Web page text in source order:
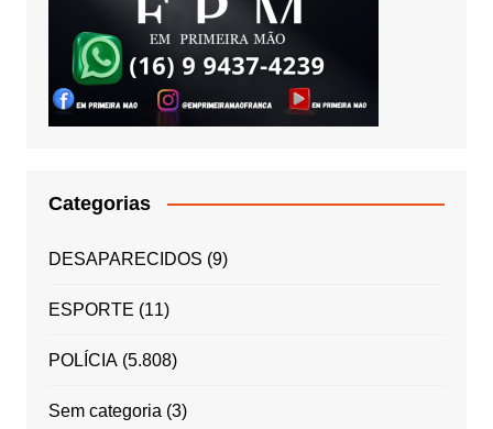
Categorias
DESAPARECIDOS (9)
ESPORTE (11)
POLÍCIA(5.808)
Sem categoria (3)